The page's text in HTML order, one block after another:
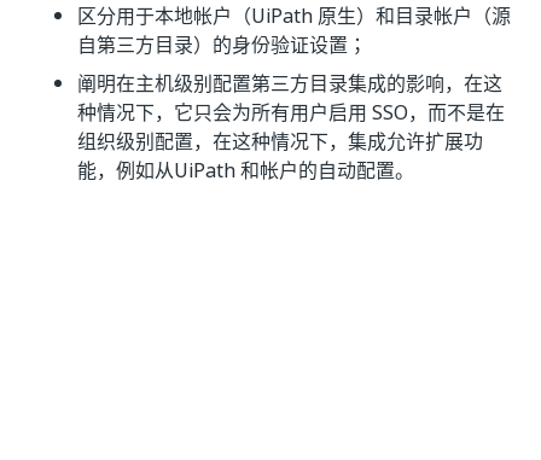
区分用于本地帐户（UiPath 原生）和目录帐户（源
自第三方目录）的身份验证设置；
阐明在主机级别配置第三方目录集成的影响，在这
种情况下，它只会为所有用户启用 SSO，而不是在
组织级别配置，在这种情况下，集成允许扩展功
能，例如从UiPath 和帐户的自动配置。